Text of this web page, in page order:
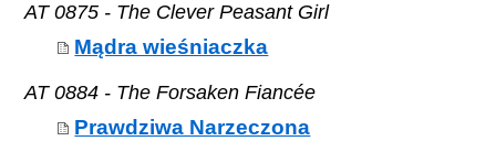
AT 0875 - The Clever Peasant Girl
Mądra wieśniaczka
AT 0884 - The Forsaken Fiancée
Prawdziwa Narzeczona